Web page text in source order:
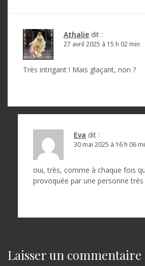
l
Athalie dit :
27 avril 2025 à 15 h 02 min
Très intrigant ! Mais glaçant, non ?
Eva dit :
30 mai 2025 à 16 h 06
oui, très, comme à chaque fois
provoquée par une personne
Laisser un commentaire